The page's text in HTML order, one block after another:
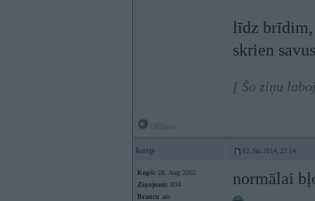
līdz brīdim,
skrien
[ Šo ziņu
kasp 02. Jan 2014, 22:14
Kopš: 28. Aug 2002
Ziņojumi: 834
Braucu ar:
normālai